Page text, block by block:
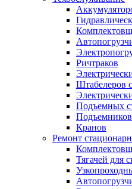
Ричтраков
Штабелеров
Подъемных
Подъемников
Кранов
Ремонт
Тягачей для